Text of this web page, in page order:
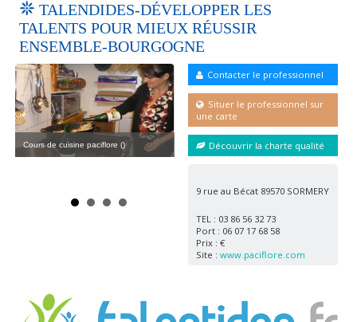
TALENDIDES-DÉVELOPPER LES
TALENTS POUR MIEUX RÉUSSIR
ENSEMBLE-BOURGOGNE
Cours de cuisine paciflore ()
Contacter le professionnel
Situer le professionnel sur
une carte
Découvrir la charte qualité
9 rue au Bécat 89570 SORMERY
TEL : 03 86 56 32 73
Port : 06 07 17 68 58
Prix : €
Site : www.paciflore.com